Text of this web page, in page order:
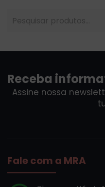
Pesquisar
Receba
Assine nossa
Fale com a MRA